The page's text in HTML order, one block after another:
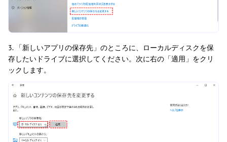
3. 「新しいアプリの保存先」のところに、ローカルディスクを保
存したいドライブに選択してください。次に右の「適用」をクリ
ックします。